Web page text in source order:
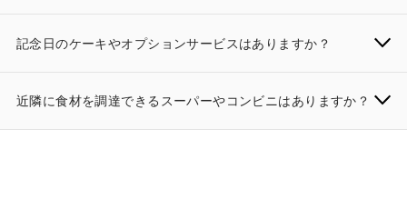
記念日のケーキやオプションサービスはありますか？
近隣に食材を調達できるスーパーやコンビニはありますか？